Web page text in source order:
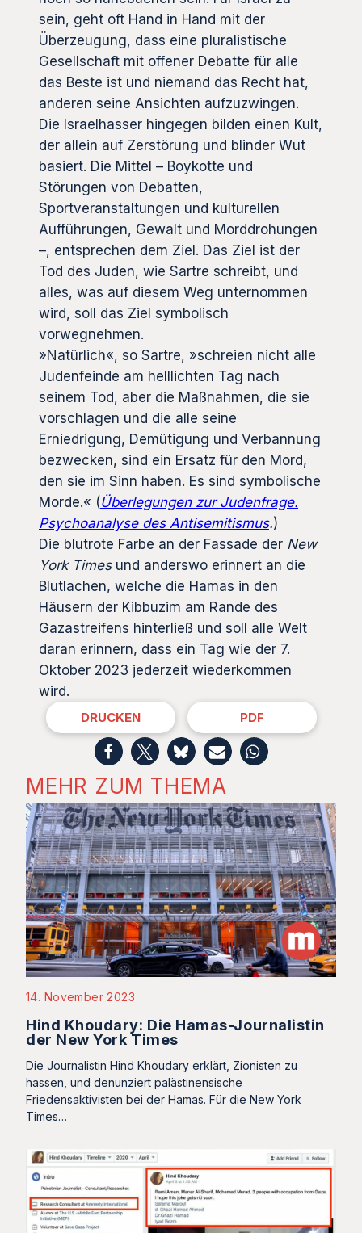
sein, geht oft Hand in Hand mit der
Überzeugung, dass eine pluralistische
Gesellschaft mit offener Debatte für alle
das Beste ist und niemand das Recht hat,
anderen seine Ansichten aufzuzwingen.
Die Israelhasser hingegen bilden einen Kult,
der allein auf Zerstörung und blinder Wut
basiert. Die Mittel – Boykotte und
Störungen von Debatten,
Sportveranstaltungen und kulturellen
Aufführungen, Gewalt und Morddrohungen
–, entsprechen dem Ziel. Das Ziel ist der
Tod des Juden, wie Sartre schreibt, und
alles, was auf diesem Weg unternommen
wird, soll das Ziel symbolisch
vorwegnehmen.
»Natürlich«, so Sartre, »schreien nicht alle
Judenfeinde am helllichten Tag nach
seinem Tod, aber die Maßnahmen, die sie
vorschlagen und die alle seine
Erniedrigung, Demütigung und Verbannung
bezwecken, sind ein Ersatz für den Mord,
den sie im Sinn haben. Es sind symbolische
Morde.« (Überlegungen zur Judenfrage.
Psychoanalyse des Antisemitismus.)
Die blutrote Farbe an der Fassade der New
York Timesund anderswo erinnert an die
Blutlachen, welche die Hamas in den
Häusern der Kibbuzim am Rande des
Gazastreifens hinterließ und soll alle Welt
daran erinnern, dass ein Tag wie der 7.
Oktober 2023 jederzeit wiederkommen
wird.
DRUCKEN PDF
MEHR ZUM THEMA
14. November 2023
Hind Khoudary: Die Hamas-Journalistin
der New York Times
Die Journalistin Hind Khoudary erklärt, Zionisten zu
hassen, und denunziert palästinensische
Friedensaktivisten bei der Hamas. Für die New York
Times…